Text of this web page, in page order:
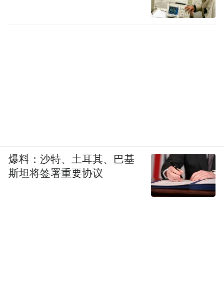
爆料：沙特、土耳其、巴基
斯坦将签署重要协议